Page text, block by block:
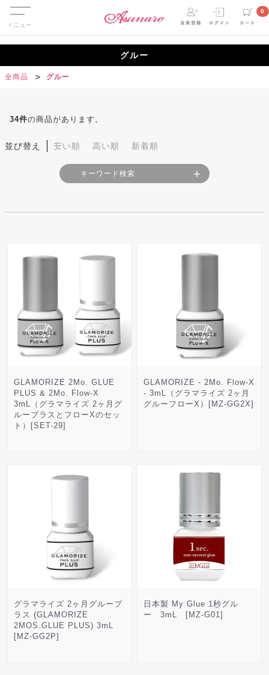
0
Menu
グルー
全商品 グルー
34件の商品があります。
並び替え 安い順 高い順 新着順
キーワード検索
GLAMORIZE 2Mo. GLUE
PLUS & 2Mo. Flow-X
3mL（グラマライズ 2ヶ月グ
ループラスとフローXのセッ
ト）[SET-29]
GLAMORIZE - 2Mo. Flow-X
- 3mL（グラマライズ 2ヶ月
グルーフローX）[MZ-GG2X]
グラマライズ 2ヶ月グループ
ラス (GLAMORIZE
2MOS.GLUE PLUS) 3mL
[MZ-GG2P]
日本製 My Glue 1秒グル
ー 3mL [MZ-G01]